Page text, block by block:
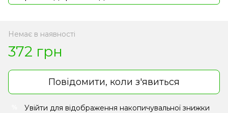
Немає в наявності
372 грн
Повідомити, коли з'явиться
Увійти для відображення накопичувальної знижки